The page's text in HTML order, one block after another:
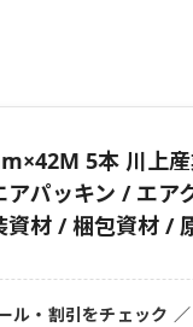
5本 川上
アパッキン / エ
材 / 梱包資材 /
ル・割引をチェック ／